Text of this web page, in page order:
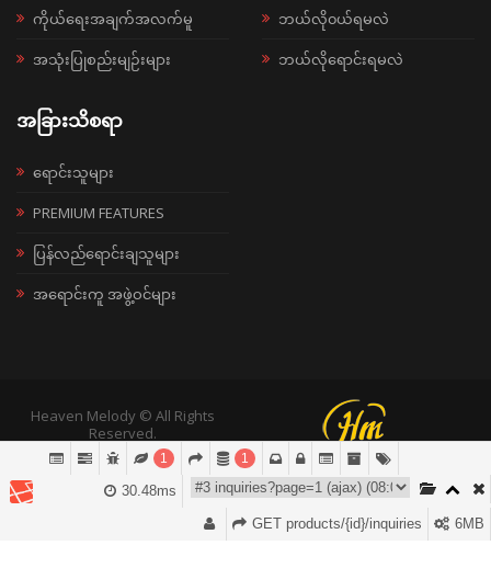
ကိုယ်ရေးအချက်အလက်မူ
အသုံးပြုစည်းမျဉ်းများ
ဘယ်လို၀ယ်ရမလဲ
ဘယ်လိုရောင်းရမလဲ
အခြားသိစရာ
ရောင်းသူများ
PREMIUM FEATURES
ပြန်လည်ရောင်းချသူများ
အရောင်းကူ အဖွဲ့ဝင်များ
Heaven Melody © All Rights
Reserved.
1 1
30.48ms
6MB
GET products/{id}/inquiries